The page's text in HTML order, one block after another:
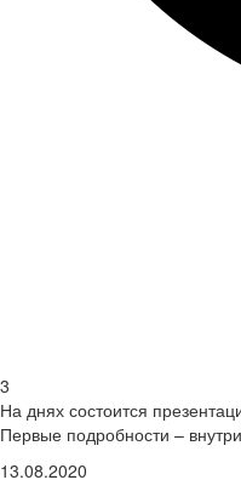
3
На днях состоится
Первые подробности –
13.08.2020